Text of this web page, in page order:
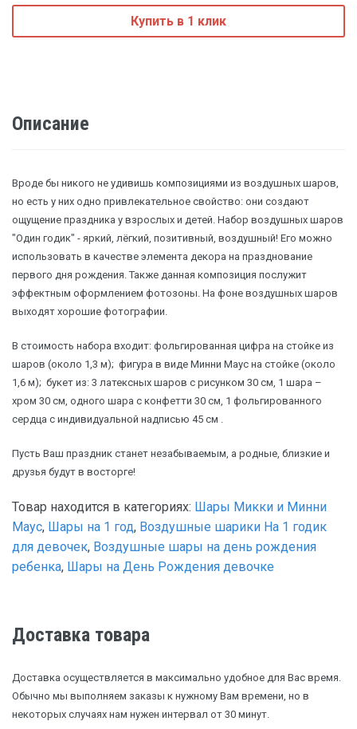
Купить в 1 клик
Описание
Вроде бы никого не удивишь композициями из воздушных шаров,
но есть у них одно привлекательное свойство: они создают
ощущение праздника у взрослых и детей. Набор воздушных шаров
"Один годик" - яркий, лёгкий, позитивный, воздушный! Его можно
использовать в качестве элемента декора на празднование
первого дня рождения. Также данная композиция послужит
эффектным оформлением фотозоны. На фоне воздушных шаров
выходят хорошие фотографии.
В стоимость набора входит: фольгированная цифра на стойке из
шаров (около 1,3 м); фигура в виде Минни Маус на стойке (около
1,6 м); букет из: 3 латексных шаров с рисунком 30 см, 1 шара –
хром 30 см, одного шара с конфетти 30 см, 1 фольгированного
сердца с индивидуальной надписью 45 см .
Пусть Ваш праздник станет незабываемым, а родные, близкие и
друзья будут в восторге!
Товар находится в категориях: Шары Микки и Минни
Маус, Шары на 1 год, Воздушные шарики На 1 годик
для девочек, Воздушные шары на день рождения
ребенка, Шары на День Рождения девочке
Доставка товара
Доставка осуществляется в максимально удобное для Вас время.
Обычно мы выполняем заказы к нужному Вам времени, но в
некоторых случаях нам нужен интервал от 30 минут.